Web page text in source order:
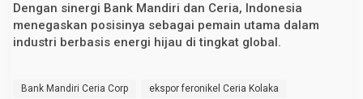
Dengan sinergi Bank Mandiri dan Ceria, Indonesia
menegaskan posisinya sebagai pemain utama dalam
industri berbasis energi hijau di tingkat global.
Bank Mandiri Ceria Corp
ekspor feronikel Ceria Kolaka